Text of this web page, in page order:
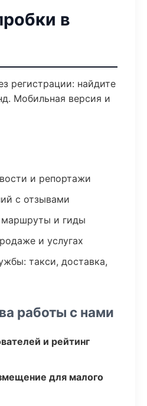
в
регистрации: найдите
Мобильная версия и
и репортажи
с отзывами
маршруты и гиды
и услугах
такси, доставка,
работы с нами
и рейтинг
для малого